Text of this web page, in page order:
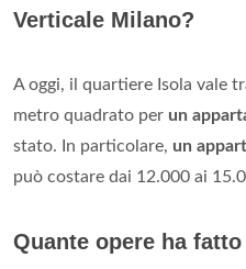
Verticale Milano?
A oggi, il quartiere Isola vale
metro quadrato per un
stato. In particolare, un
può costare dai 12.000 ai
Quante opere ha